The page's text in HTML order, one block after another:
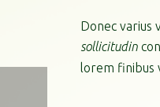
Donec varius
sollicitudin
lorem finibus